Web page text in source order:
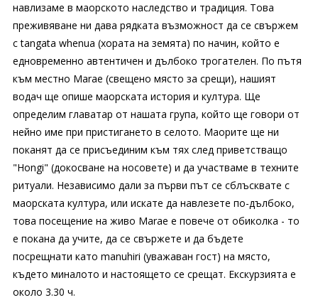
навлизаме в маорското наследство и традиция. Това
преживяване ни дава рядката възможност да се свържем
с tangata whenua (хората на земята) по начин, който е
едновременно автентичен и дълбоко трогателен. По пътя
към местно Marae (свещено място за срещи), нашият
водач ще опише маорската история и култура. Ще
определим главатар от нашата група, който ще говори от
нейно име при пристигането в селото. Маорите ще ни
поканят да се присъединим към тях след приветстващо
"Hongi" (докосване на носовете) и да участваме в техните
ритуали. Независимо дали за първи път се сблъсквате с
маорската култура, или искате да навлезете по-дълбоко,
това посещение на живо Marae е повече от обиколка - то
е покана да учите, да се свържете и да бъдете
посрещнати като manuhiri (уважаван гост) на място,
където миналото и настоящето се срещат. Екскурзията е
около 3.30 ч.